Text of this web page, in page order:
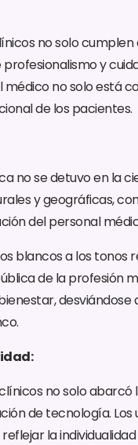
no solo
y
médico no solo está
de los pacientes.
no se detuvo en la
y geográficas,
del personal
blancos a los tonos
de la profesión
desviándose
no solo
de tecnología.
la